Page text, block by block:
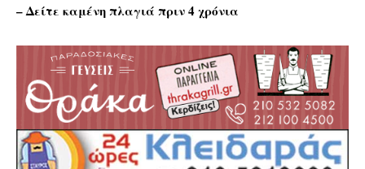
– Δείτε καμένη πλαγιά πριν 4 χρόνια